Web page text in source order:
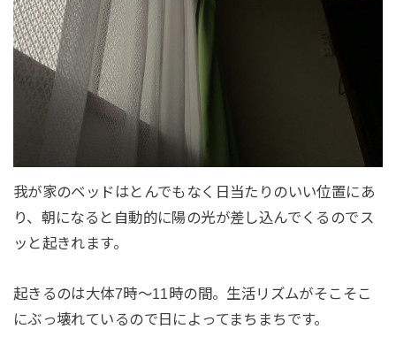
我が家のベッドはとんでもなく日当たりのいい位置にあ
り、朝になると自動的に陽の光が差し込んでくるのでス
ッと起きれます。
起きるのは大体7時〜11時の間。生活リズムがそこそこ
にぶっ壊れているので日によってまちまちです。